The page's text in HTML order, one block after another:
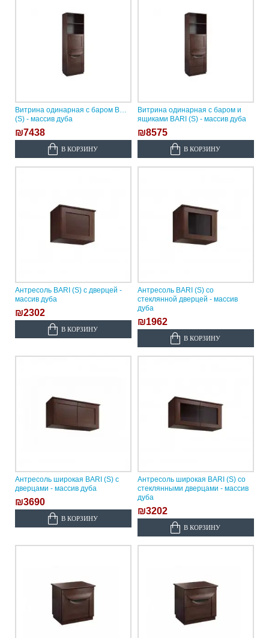
Витрина одинарная с баром BARI
(S) - массив дуба
₪7438
В КОРЗИНУ
Витрина одинарная с баром и
ящиками BARI (S) - массив дуба
₪8575
В КОРЗИНУ
Антресоль BARI (S) с дверцей -
массив дуба
₪2302
В КОРЗИНУ
Антресоль BARI (S) со
стеклянной дверцей - массив
дуба
₪1962
В КОРЗИНУ
Антресоль широкая BARI (S) с
дверцами - массив дуба
₪3690
В КОРЗИНУ
Антресоль широкая BARI (S) со
стеклянными дверцами - массив
дуба
₪3202
В КОРЗИНУ